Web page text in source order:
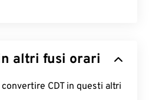
altri fusi orari
CDT in questi altri